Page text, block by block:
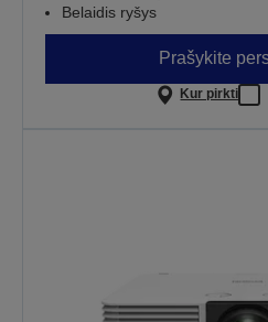
Belaidis ryšys
Prašykite
Kur pirkti